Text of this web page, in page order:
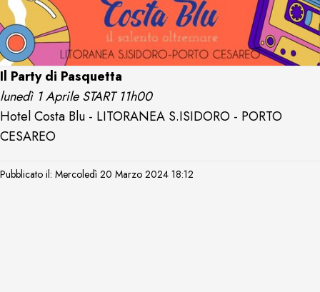
Il Party di Pasquetta
lunedì 1 Aprile START 11h00
Hotel Costa Blu - LITORANEA S.ISIDORO - PORTO
CESAREO
Pubblicato il: Mercoledì 20 Marzo 2024 18:12